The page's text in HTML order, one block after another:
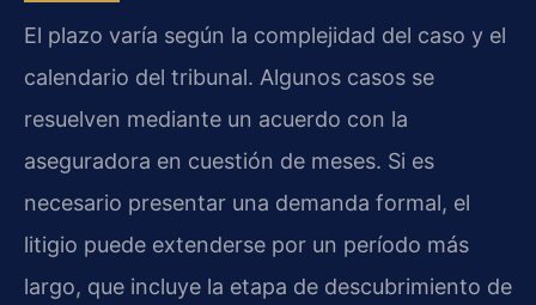
El plazo varía según la complejidad del caso y el
calendario del tribunal. Algunos casos se
resuelven mediante un acuerdo con la
aseguradora en cuestión de meses. Si es
necesario presentar una demanda formal, el
litigio puede extenderse por un período más
largo, que incluye la etapa de descubrimiento de